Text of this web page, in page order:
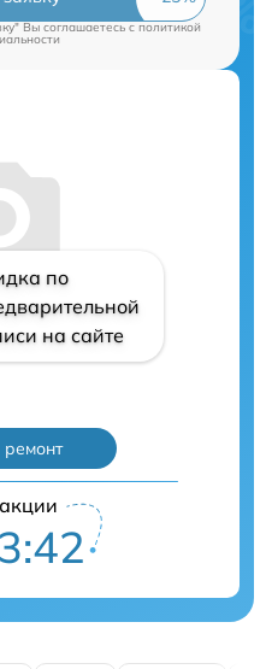
Вы соглашаетесь c политикой
по
на сайте